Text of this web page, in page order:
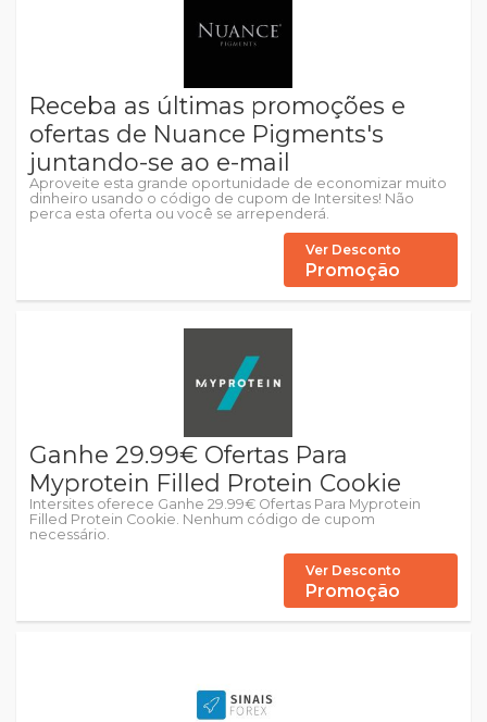
Receba as últimas promoções e
ofertas de Nuance Pigments's
juntando-se ao e-mail
Aproveite esta grande oportunidade de economizar muito
dinheiro usando o código de cupom de Intersites! Não
perca esta oferta ou você se arrependerá.
Ver Desconto
Promoção
Ganhe 29.99€ Ofertas Para
Myprotein Filled Protein Cookie
Intersites oferece Ganhe 29.99€ Ofertas Para Myprotein
Filled Protein Cookie. Nenhum código de cupom
necessário.
Ver Desconto
Promoção